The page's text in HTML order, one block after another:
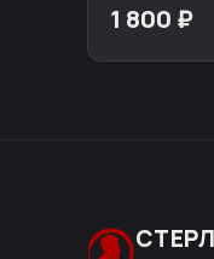
1 800 ₽